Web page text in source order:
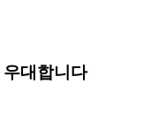
우대합니다